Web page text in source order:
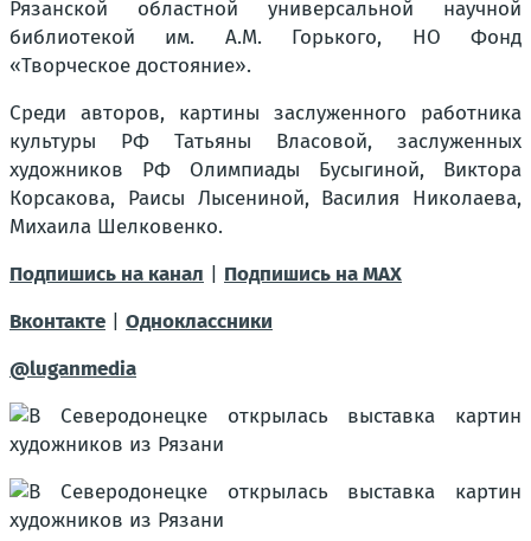
Рязанской областной универсальной научной
библиотекой им. А.М. Горького, НО Фонд
«Творческое достояние».
Среди авторов, картины заслуженного работника
культуры РФ Татьяны Власовой, заслуженных
художников РФ Олимпиады Бусыгиной, Виктора
Корсакова, Раисы Лысениной, Василия Николаева,
Михаила Шелковенко.
Подпишись на канал | Подпишись на МАХ
Вконтакте | Одноклаcсники
@luganmedia